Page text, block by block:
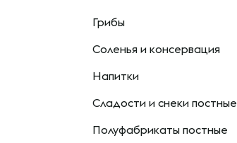
Грибы
Соленья и консервация
Напитки
Сладости и снеки постные
Полуфабрикаты постные